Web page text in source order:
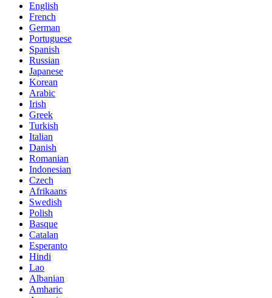
English
French
German
Portuguese
Spanish
Russian
Japanese
Korean
Arabic
Irish
Greek
Turkish
Italian
Danish
Romanian
Indonesian
Czech
Afrikaans
Swedish
Polish
Basque
Catalan
Esperanto
Hindi
Lao
Albanian
Amharic